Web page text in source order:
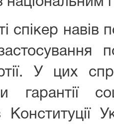
спікер
У цих
гарантії
Конституції